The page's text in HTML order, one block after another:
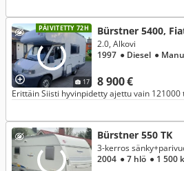
PÄIVITETTY 72H
17
Bürstner 5400,
8 900 €
2.0, Alkovi
1997 ● Diesel ●
Erittäin Siisti hyvinpidetty ajettu vain
Bürstner 550 TK
3-kerros
2004 ● 7 hlö ● 1 500